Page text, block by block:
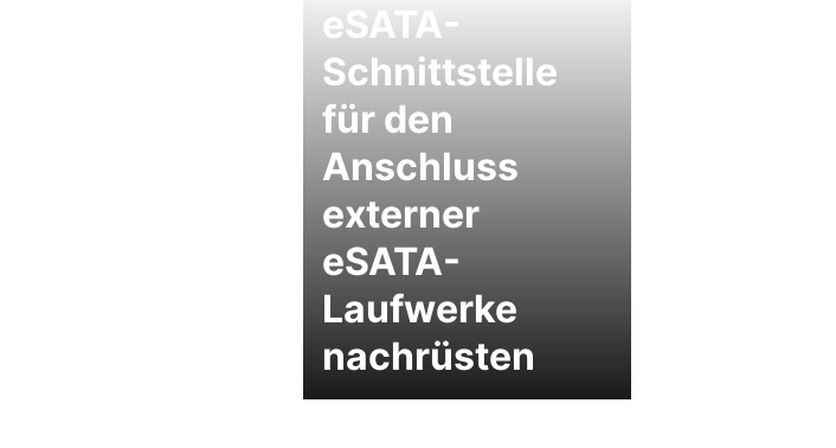
eSATA-
Schnittstelle
für den
Anschluss
externer
eSATA-
Laufwerke
nachrüsten